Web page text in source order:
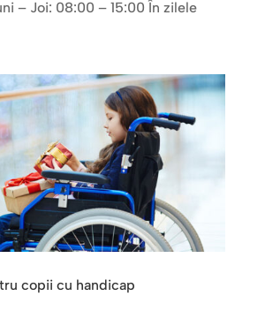
– Joi: 08:00 – 15:00 În zilele
copii cu handicap